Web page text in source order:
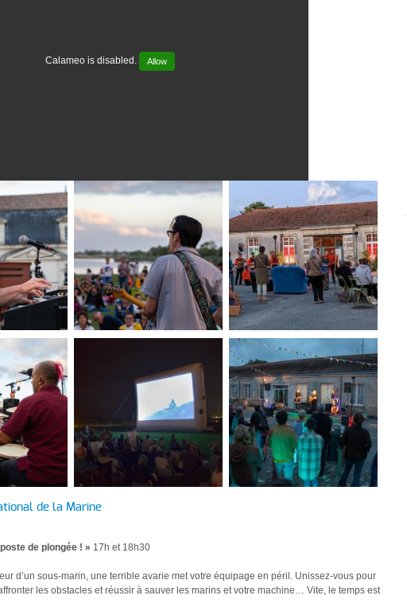
Calameo is disabled. Allow
de la Marine
de plongée ! » 17h et 18h30
d’un sous-marin, une terrible avarie met votre équipage en péril. Unissez-vous pour
les obstacles et réussir à sauver les marins et votre machine… Vite, le temps est